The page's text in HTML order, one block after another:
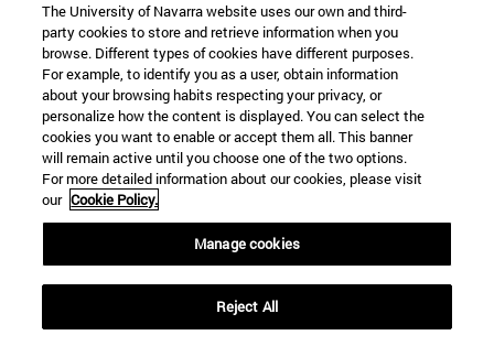
The University of Navarra website uses our own and third-
party cookies to store and retrieve information when you
browse. Different types of cookies have different purposes.
For example, to identify you as a user, obtain information
about your browsing habits respecting your privacy, or
personalize how the content is displayed. You can select the
cookies you want to enable or accept them all. This banner
will remain active until you choose one of the two options.
For more detailed information about our cookies, please visit
our Cookie Policy.
Manage cookies
Reject All